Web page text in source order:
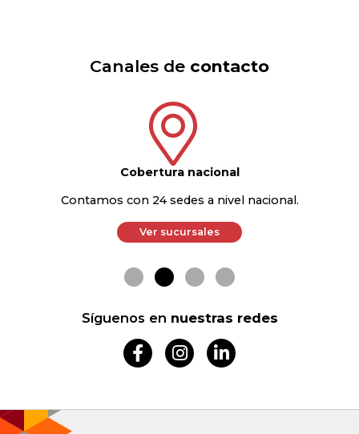
Canales de contacto
Cobertura nacional
Contamos con 24 sedes a nivel nacional.
Ver sucursales
PBX(60 1) 794 6550
Línea Nacional:333 602 5368
Síguenos en nuestras redes